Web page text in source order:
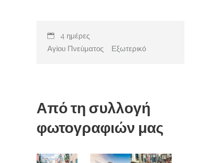
4 ημέρες
Αγίου Πνεύματος
Εξωτερικό
Από τη συλλογή
φωτογραφιών μας